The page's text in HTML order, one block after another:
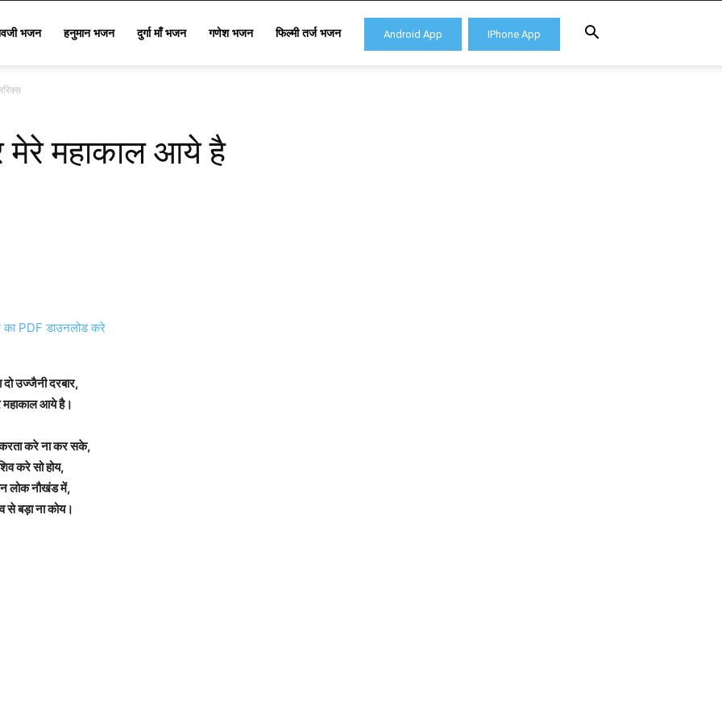
Android App IPhone App
भजन हनुमान भजन दुर्गा माँ भजन गणेश भजन फिल्मी तर्ज भजन
मेरे महाकाल आये है
PDF डाउनलोड करे
उज्जैनी दरबार,
महाकाल आये है।
करता करे ना कर सके,
करे सो होय,
लोक नौखंड में,
से बड़ा ना कोय।